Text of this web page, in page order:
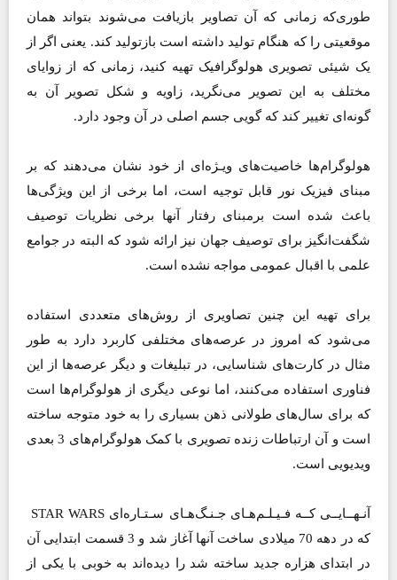
طوری‌که زمانی که آن تصاویر بازیافت می‌شوند بتواند همان
موقعیتی را که هنگام تولید داشته است بازتولید کند. یعنی اگر از
یک شیئی تصویری هولوگرافیک تهیه کنید، زمانی که از زوایای
مختلف به این تصویر می‌نگرید،‌ زاویه و شکل تصویر آن به
گونه‌ای تغییر کند که گویی جسم اصلی در آن وجود دارد.
هولوگرام‌ها خاصیت‌های ویـژه‌ای از خود نشان می‌دهند که بر
مبنای فیزیک نور قابل توجیه است، اما برخی از این ویژگی‌ها
باعث شده است برمبنای رفتار آنها برخی نظریات توصیف
شگفت‌انگیز برای توصیف جهان نیز ارائه شود که البته در جوامع
علمی با اقبال عمومی مواجه نشده است.
برای تهیه این چنین تصاویری از روش‌های متعددی استفاده
می‌شود که امروز در عرصه‌های مختلفی کاربرد دارد به طور
مثال در کارت‌های شناسایی، ‌در تبلیغات و دیگر عرصه‌ها از این
فناوری استفاده می‌کنند، اما نوعی دیگری از هولوگرام‌ها است
که برای سال‌های طولانی ذهن بسیاری را به خود متوجه ساخته
است و آن ارتباطات زنده تصویری با کمک هولوگرام‌های 3 بعدی
ویدیویی است.
که در دهه 70 میلادی ساخت آنها آغاز شد و 3 قسمت ابتدایی آن
در ابتدای هزاره جدید ساخته شد را دیده‌اند به خوبی با یکی از